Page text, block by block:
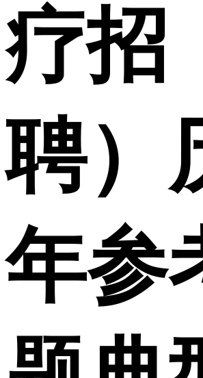
疗招
聘）
年参